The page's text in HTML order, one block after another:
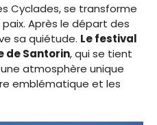
Cyclades, se transforme
Après le départ des
sa quiétude. Le festival
de Santorin, qui se tient
atmosphère unique
emblématique et les